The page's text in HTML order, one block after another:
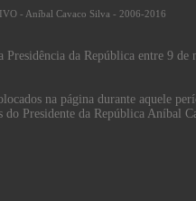
- Aníbal Cavaco Silva - 2006-2016
da República entre 9 de
na página durante aquele
do Presidente da República Aníbal